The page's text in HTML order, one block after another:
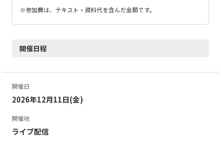
※参加費は、テキスト・資料代を含んだ金額です。
開催日程
開催日
2026年12月11日(金)
開催地
ライブ配信